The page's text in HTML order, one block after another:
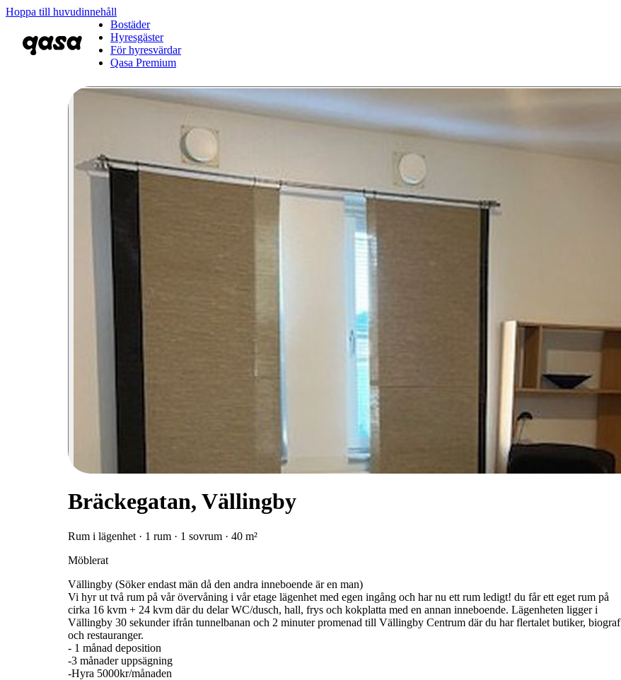
Hoppa till huvudinnehåll
Bostäder
Hyresgäster
För hyresvärdar
Qasa Premium
Bräckegatan, Vällingby
Rum i lägenhet · 1 rum · 1 sovrum · 40 m²
Möblerat
Vällingby (Söker endast män då den andra inneboende är en man)
Vi hyr ut två rum på vår övervåning i vår etage lägenhet med egen ingång och har nu ett rum ledigt! du får ett eget rum på
cirka 16 kvm + 24 kvm där du delar WC/dusch, hall, frys och kokplatta med en annan inneboende. Lägenheten ligger i
Vällingby 30 sekunder ifrån tunnelbanan och 2 minuter promenad till Vällingby Centrum där du har flertalet butiker, biograf
och restauranger.
- 1 månad deposition
-3 månader uppsägning
-Hyra 5000kr/månaden